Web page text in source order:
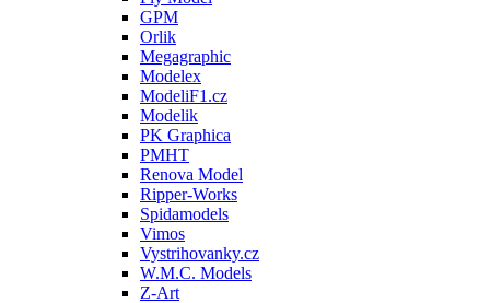
GPM
Orlik
Megagraphic
Modelex
ModeliF1.cz
Modelik
PK Graphica
PMHT
Renova Model
Ripper-Works
Spidamodels
Vimos
Vystrihovanky.cz
W.M.C. Models
Z-Art